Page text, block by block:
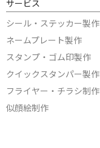
サービス
シール・ステッカー製作
ネームプレート製作
スタンプ・ゴム印製作
クイックスタンパー製作
フライヤー・チラシ制作
似顔絵制作